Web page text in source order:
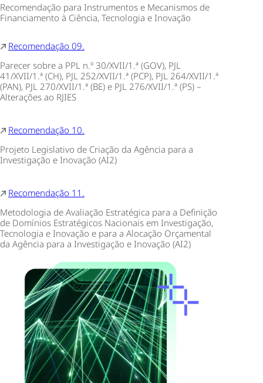
Recomendação para Instrumentos e Mecanismos de
Financiamento à Ciência, Tecnologia e Inovação
Recomendação 09.
Parecer sobre a PPL n.º 30/XVII/1.ª (GOV), PJL
41/XVII/1.ª (CH), PJL 252/XVII/1.ª (PCP), PJL 264/XVII/1.ª
(PAN), PJL 270/XVII/1.ª (BE) e PJL 276/XVII/1.ª (PS) –
Alterações ao RJIES
Recomendação 10.
Projeto Legislativo de Criação da Agência para a
Investigação e Inovação (AI2)
Recomendação 11.
Metodologia de Avaliação Estratégica para a Definição
de Domínios Estratégicos Nacionais em Investigação,
Tecnologia e Inovação e para a Alocação Orçamental
da Agência para a Investigação e Inovação (AI2)